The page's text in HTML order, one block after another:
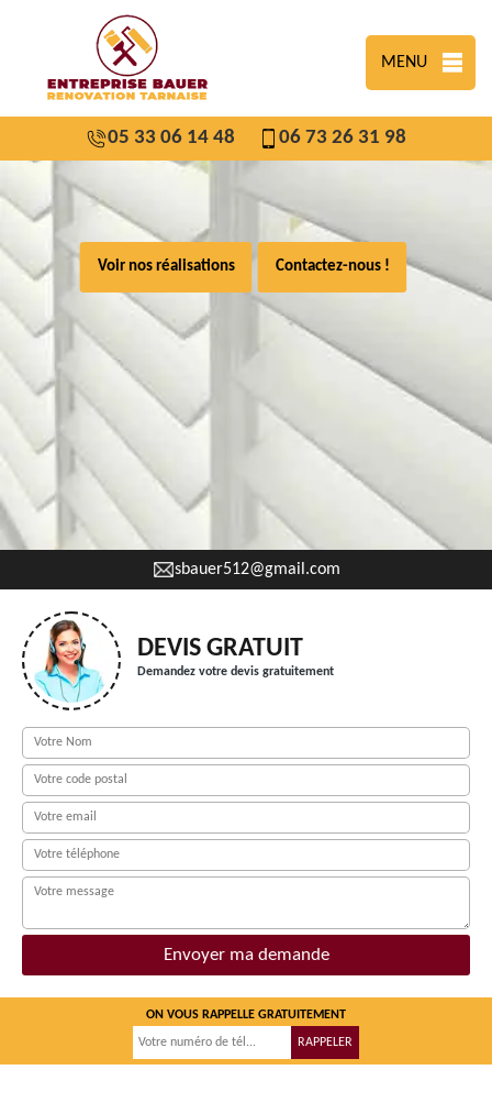
MENU
05 33 06 14 48 06 73 26 31 98
Voir nos réalisations Contactez-nous !
sbauer512@gmail.com
DEVIS GRATUIT
Demandez votre devis gratuitement
ON VOUS RAPPELLE GRATUITEMENT